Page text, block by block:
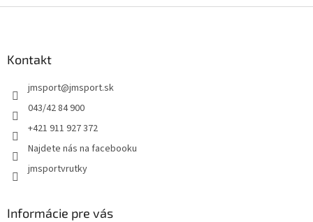
Kontakt
jmsport@jmsport.sk
043/42 84 900
+421 911 927 372
Najdete nás na facebooku
jmsportvrutky
Informácie pre vás